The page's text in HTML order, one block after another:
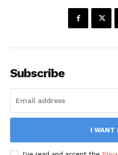
Subscribe
I WANT